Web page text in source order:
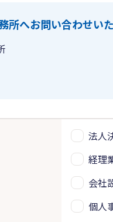
所へお問い合わせいた
法人
経理
会社
個人